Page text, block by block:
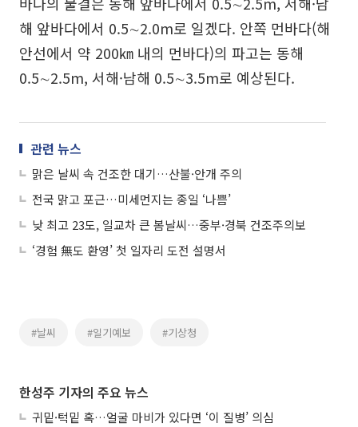
해 앞바다에서 0.5∼2.0m로 일겠다. 안쪽 먼바다(해
안선에서 약 200㎞ 내의 먼바다)의 파고는 동해
0.5∼2.5m, 서해·남해 0.5∼3.5m로 예상된다.
관련 뉴스
맑은 날씨 속 건조한 대기…산불·안개 주의
전국 맑고 포근…미세먼지는 종일 ‘나쁨’
낮 최고 23도, 일교차 큰 봄날씨…중부·경북 건조주의보
‘경험 無도 환영’ 첫 일자리 도전 설명서
#날씨 #일기예보 #기상청
한성주 기자의 주요 뉴스
귀밑·턱밑 혹…얼굴 마비가 있다면 ‘이 질병’ 의심